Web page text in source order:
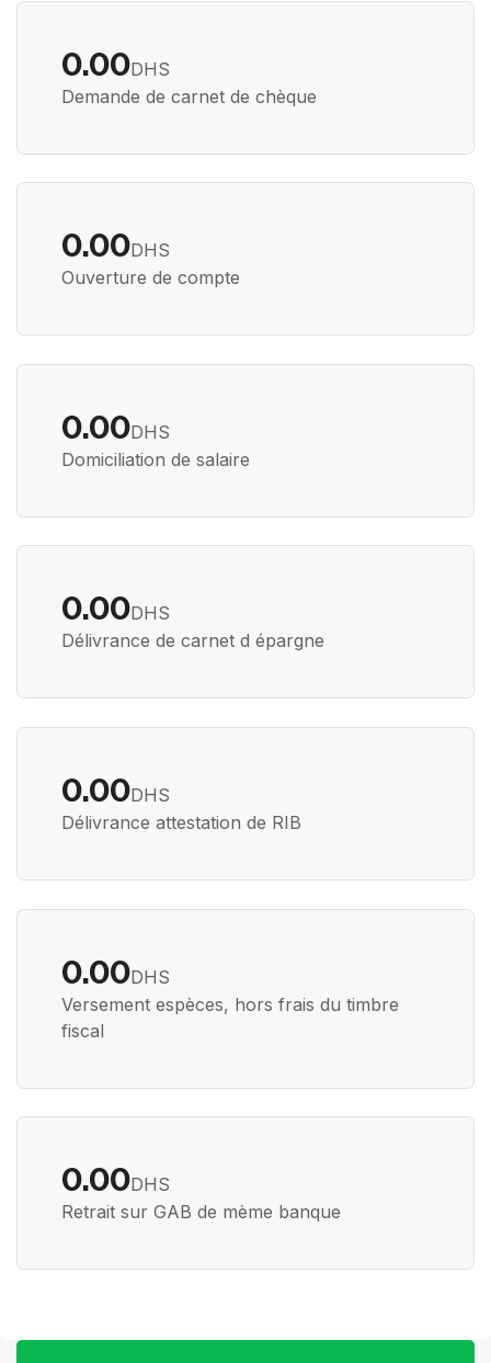
0.00DHS
Demande de carnet de chèque
0.00DHS
Ouverture de compte
0.00DHS
Domiciliation de salaire
0.00DHS
Délivrance de carnet d épargne
0.00DHS
Délivrance attestation de RIB
0.00DHS
Versement espèces, hors frais du timbre
fiscal
0.00DHS
Retrait sur GAB de mème banque